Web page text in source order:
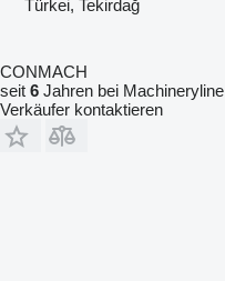
Türkei, Tekirdağ
CONMACH
seit 6 Jahren bei Machineryline
Verkäufer kontaktieren